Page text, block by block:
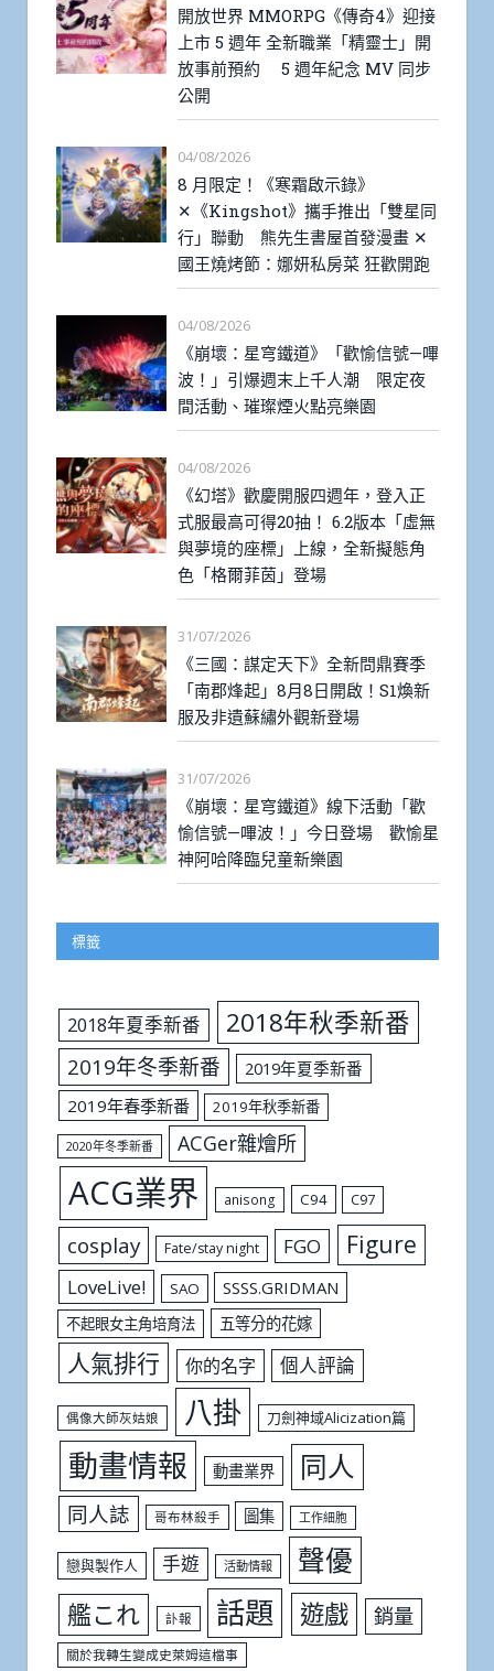
開放世界 MMORPG《傳奇4》迎接
上市 5 週年 全新職業「精靈士」開
放事前預約 5 週年紀念 MV 同步
公開
04/08/2026
8 月限定！《寒霜啟示錄》
✕《Kingshot》攜手推出「雙星同
行」聯動 熊先生書屋首發漫畫 ✕
國王燒烤節：娜妍私房菜 狂歡開跑
04/08/2026
《崩壞：星穹鐵道》「歡愉信號—嗶
波！」引爆週末上千人潮 限定夜
間活動、璀璨煙火點亮樂園
04/08/2026
《幻塔》歡慶開服四週年，登入正
式服最高可得20抽！ 6.2版本「虛無
與夢境的座標」上線，全新擬態角
色「格爾菲茵」登場
31/07/2026
《三國：謀定天下》全新問鼎賽季
「南郡烽起」8月8日開啟！S1煥新
服及非遺蘇繡外觀新登場
31/07/2026
《崩壞：星穹鐵道》線下活動「歡
愉信號—嗶波！」今日登場 歡愉星
神阿哈降臨兒童新樂園
標籤
2018年夏季新番 2018年秋季新番
2019年冬季新番
2019年夏季新番
2019年春季新番
2019年秋季新番
2020年冬季新番 ACGer雜燴所
ACG業界 anisong C94 C97
cosplay Fate/stay night FGO Figure
LoveLive! SAO SSSS.GRIDMAN
不起眼女主角培育法 五等分的花嫁
人氣排行 你的名字 個人評論
偶像大師灰姑娘 八掛 刀劍神域Alicization篇
動畫情報 動畫業界 同人
同人誌 哥布林殺手 圖集 工作細胞
戀與製作人 手遊 活動情報 聲優
艦これ 訃報 話題 遊戲 銷量
關於我轉生變成史萊姆這檔事